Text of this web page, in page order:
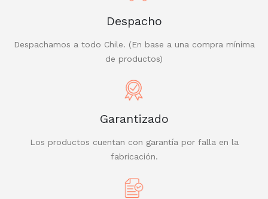
Despacho
Despachamos a todo Chile. (En base a una compra mínima
de productos)
Garantizado
Los productos cuentan con garantía por falla en la
fabricación.